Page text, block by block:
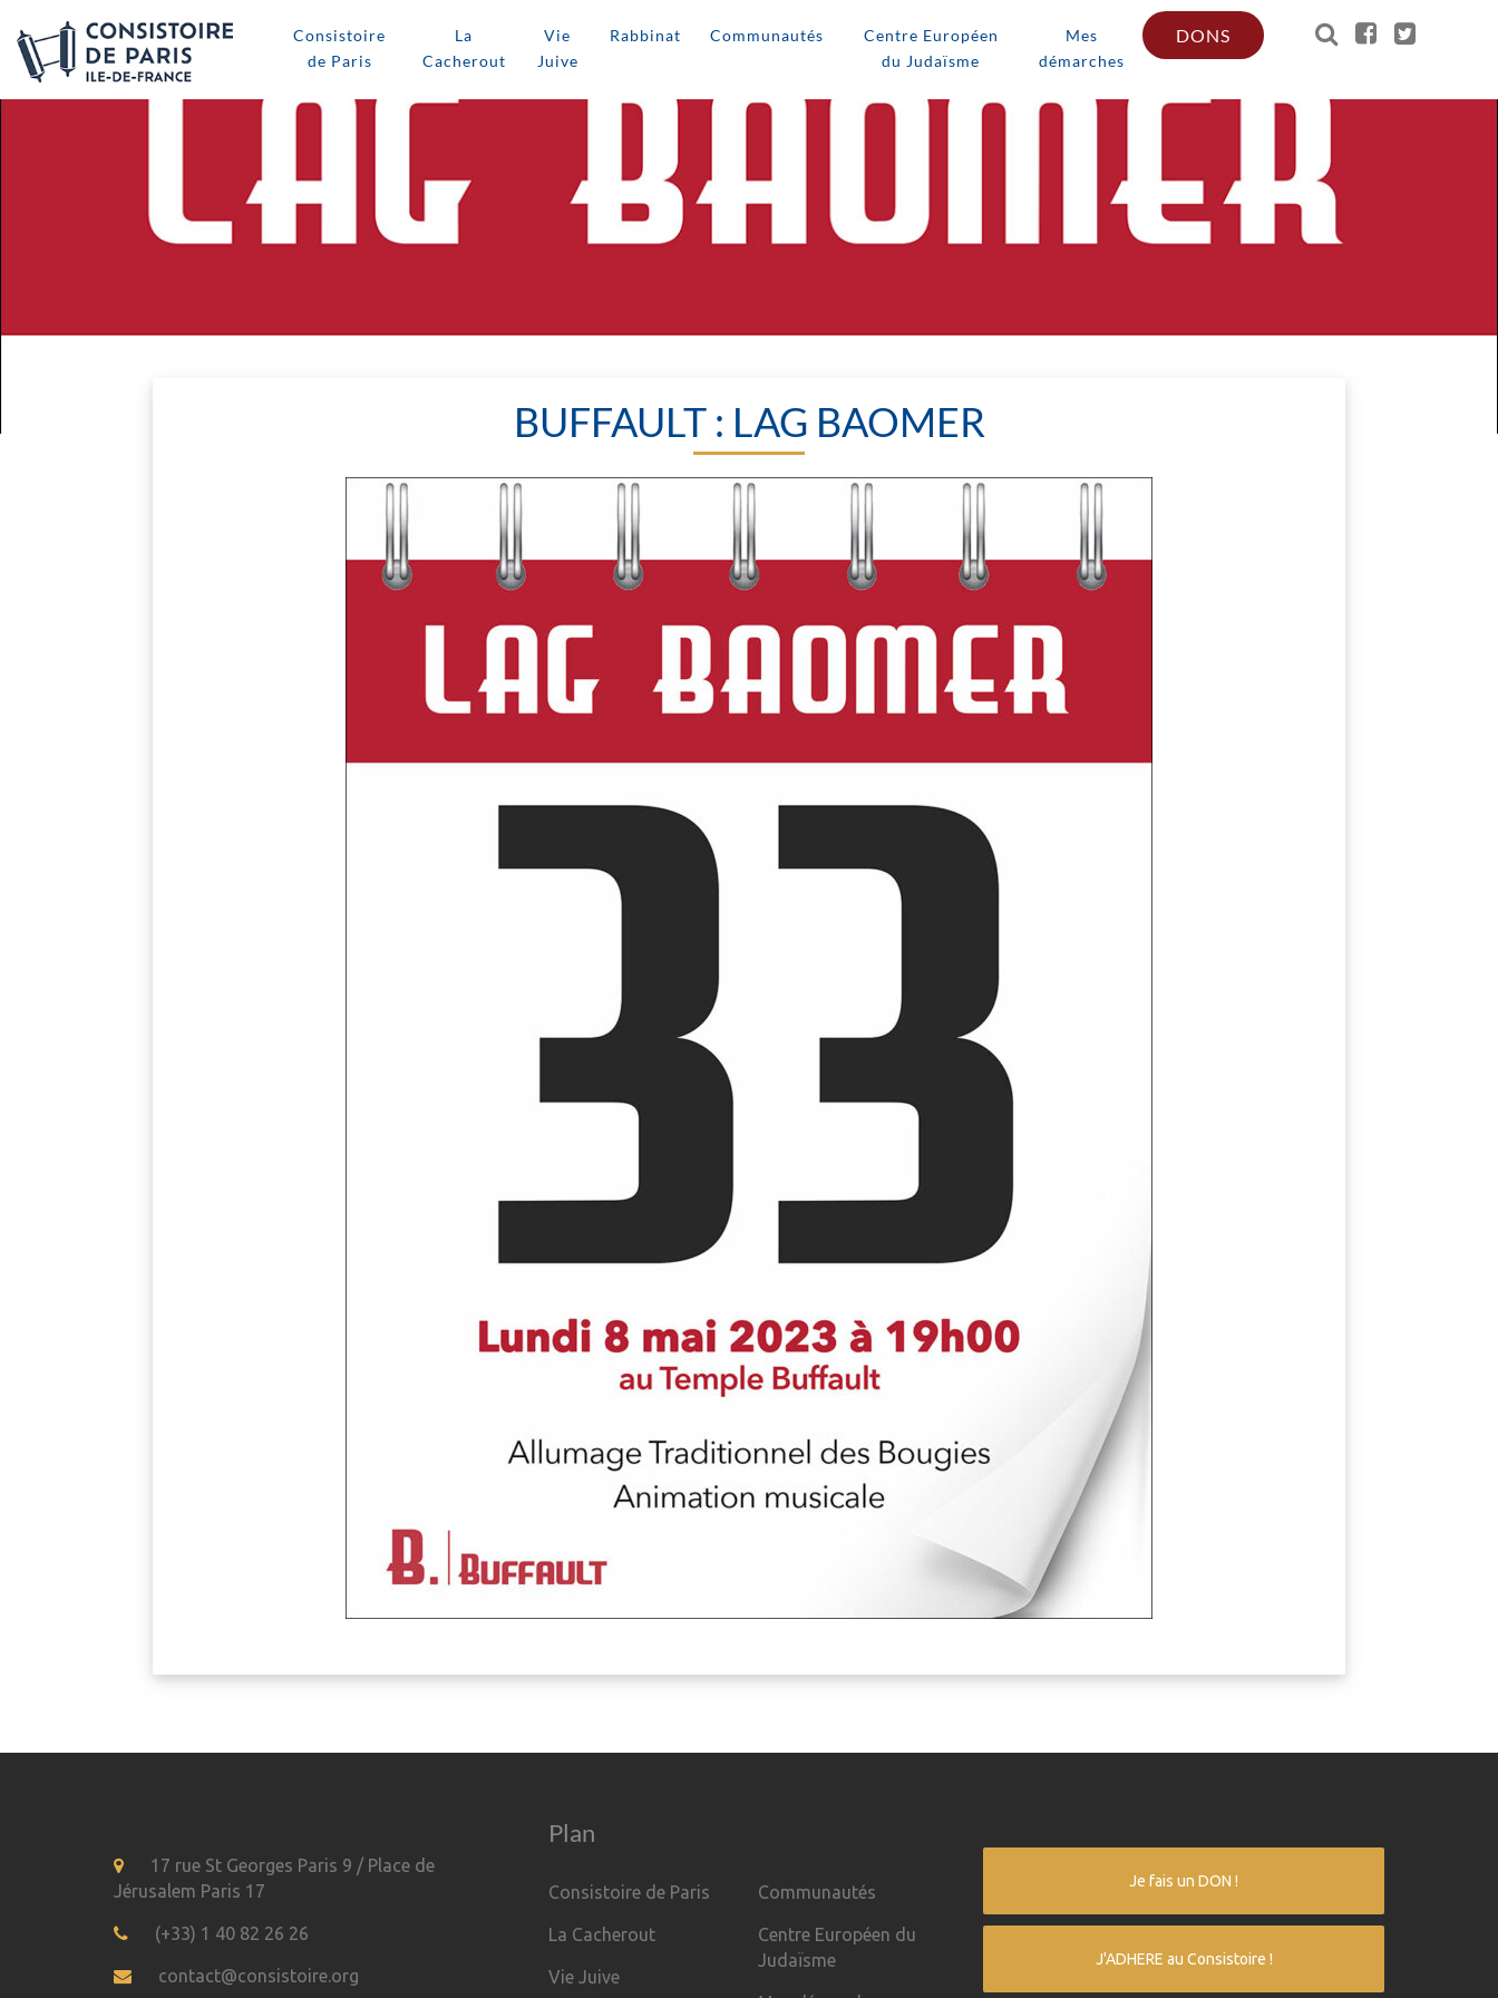
Consistoire
de Paris
La
Cacherout
Vie
Juive
Rabbinat Communautés
Centre Européen
du Judaïsme
Mes
démarches
DONS
BUFFAULT : LAG BAOMER
17 rue St Georges Paris 9 / Place de
Jérusalem Paris 17
(+33) 1 40 82 26 26
contact@consistoire.org
Plan
Consistoire de Paris
La Cacherout
Vie Juive
Communautés
Centre Européen du
Judaïsme
Je fais un DON !
J'ADHERE au Consistoire !